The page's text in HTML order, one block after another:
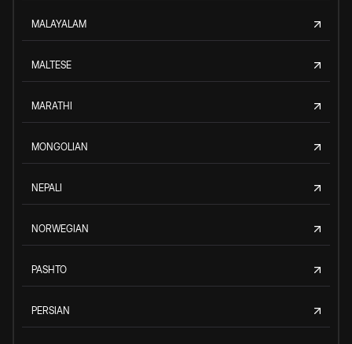
MALAYALAM
MALTESE
MARATHI
MONGOLIAN
NEPALI
NORWEGIAN
PASHTO
PERSIAN